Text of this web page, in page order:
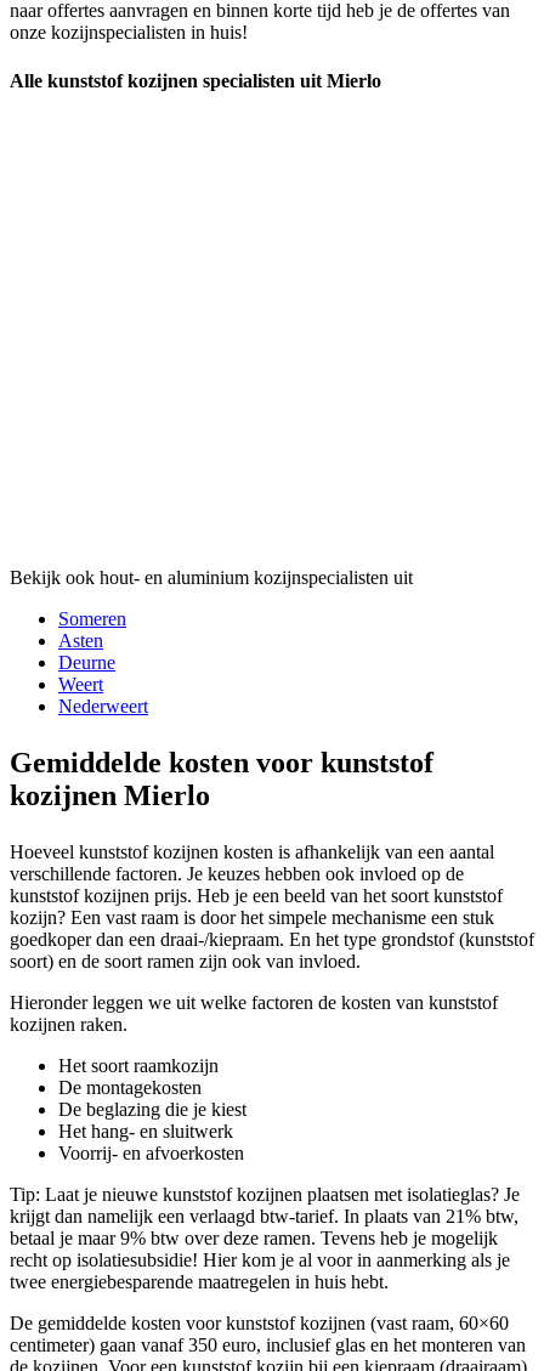
naar offertes aanvragen en binnen korte tijd heb je de offertes van
onze kozijnspecialisten in huis!
Alle kunststof kozijnen specialisten uit Mierlo
Bekijk ook hout- en aluminium kozijnspecialisten uit
Someren
Asten
Deurne
Weert
Nederweert
Gemiddelde kosten voor kunststof
kozijnen Mierlo
Hoeveel kunststof kozijnen kosten is afhankelijk van een aantal
verschillende factoren. Je keuzes hebben ook invloed op de
kunststof kozijnen prijs. Heb je een beeld van het soort kunststof
kozijn? Een vast raam is door het simpele mechanisme een stuk
goedkoper dan een draai-/kiepraam. En het type grondstof (kunststof
soort) en de soort ramen zijn ook van invloed.
Hieronder leggen we uit welke factoren de kosten van kunststof
kozijnen raken.
Het soort raamkozijn
De montagekosten
De beglazing die je kiest
Het hang- en sluitwerk
Voorrij- en afvoerkosten
Tip: Laat je nieuwe kunststof kozijnen plaatsen met isolatieglas? Je
krijgt dan namelijk een verlaagd btw-tarief. In plaats van 21% btw,
betaal je maar 9% btw over deze ramen. Tevens heb je mogelijk
recht op isolatiesubsidie! Hier kom je al voor in aanmerking als je
twee energiebesparende maatregelen in huis hebt.
De gemiddelde kosten voor kunststof kozijnen (vast raam, 60×60
centimeter) gaan vanaf 350 euro, inclusief glas en het monteren van
de kozijnen. Voor een kunststof kozijn bij een kiepraam (draairaam)